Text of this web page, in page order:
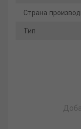
Страна
Тип